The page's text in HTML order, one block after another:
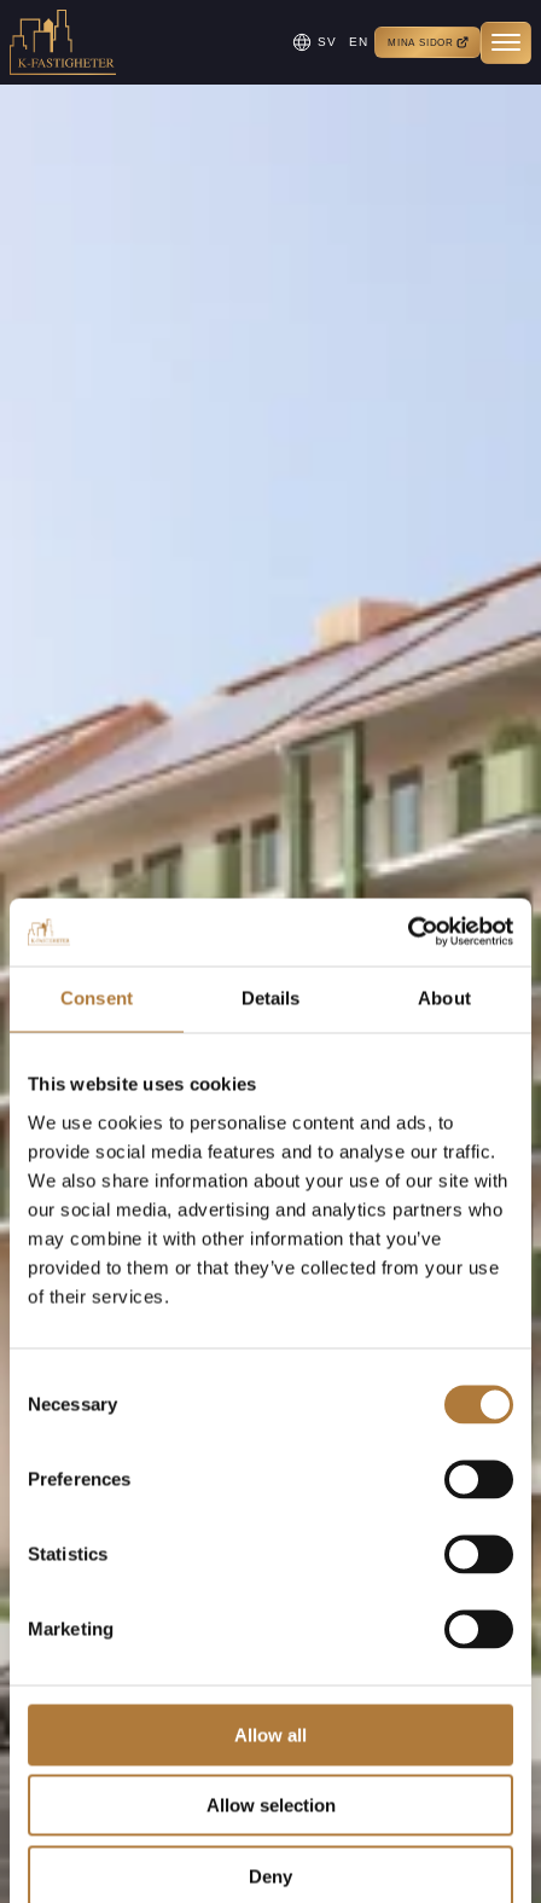
Consent Details About
This website uses cookies
We use cookies to personalise content and ads, to
provide social media features and to analyse our traffic.
We also share information about your use of our site with
our social media, advertising and analytics partners who
may combine it with other information that you’ve
provided to them or that they’ve collected from your use
of their services.
Selection
Necessary
Preferences
Statistics
Marketing
Allow all
Allow selection
Deny
SV EN MINA SIDOR
KV. SKJUTSKONTORET 3, MALMÖ